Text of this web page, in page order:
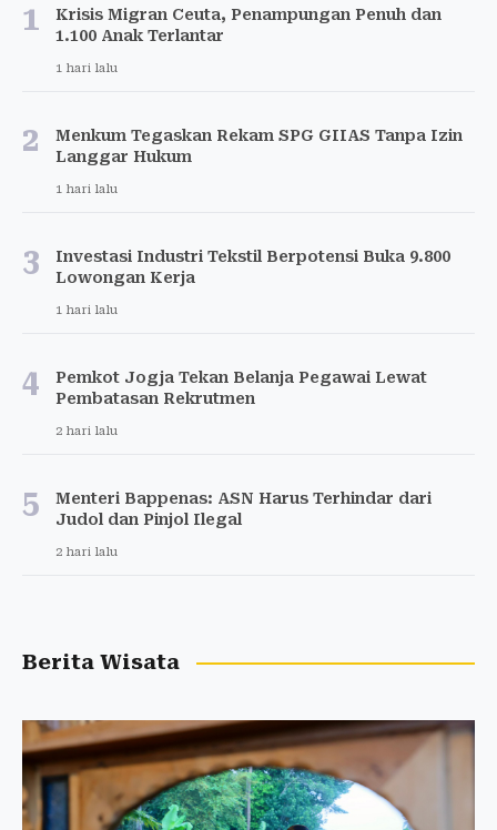
1
Krisis Migran Ceuta, Penampungan Penuh dan
1.100 Anak Terlantar
1 hari lalu
2
Menkum Tegaskan Rekam SPG GIIAS Tanpa Izin
Langgar Hukum
1 hari lalu
3
Investasi Industri Tekstil Berpotensi Buka 9.800
Lowongan Kerja
1 hari lalu
4
Pemkot Jogja Tekan Belanja Pegawai Lewat
Pembatasan Rekrutmen
2 hari lalu
5
Menteri Bappenas: ASN Harus Terhindar dari
Judol dan Pinjol Ilegal
2 hari lalu
Berita Wisata